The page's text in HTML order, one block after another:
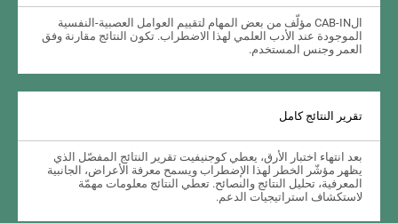
الCAB-IN مؤلّف من بعض المهام لتقييم العوامل العصبية-النفسية
الموجودة عند الأدب العلمي لهذا الاضطراب. تكون النتائج مقارنة وفق
العمر وجنس المستخدم.
تقرير النتائج كامل
بعد انتهاء اختبار الأرق، يعطي كوجنيفيت تقرير النتائج المفصّل الذي
يظهر مؤشّر الخطر لهذا الإضطراب ويسمح معرفة الأعراض، الجانبية
المعرفية، تحليل النتائج والنصائح. تعطي النتائج معلومات مهمّة
لاستكشاف استراتيجيات الدعم.